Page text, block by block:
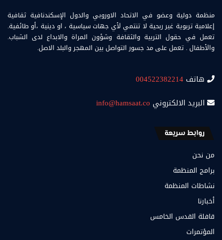
منظمة دولية وعضو في الاتحاد الاوروبي والدول الإسكندنافية ثقافية
إعلامية تربوية غير ربحية لا تنتمي لأي جهات سياسية ، او دينية ،أو طائفية.
تعمل في حقول التربية والثقافة وشؤون المراة والابداع لدى الشباب.
والأطفال . تعمل على مد جسور التواصل بين المهجر والبلد الاصل.
هاتف 004522382214
البريد الالكتروني info@hamsaat.co
روابط سريعة
من نحن
برامج المنظمة
نشاطات المنظمة
أخبارنا
قافلة القدس الخامس
المؤتمرات